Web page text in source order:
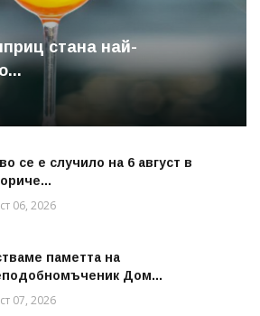
стана най-
се е случило на 6 август в
06, 2026
паметта на
Дом...
07, 2026